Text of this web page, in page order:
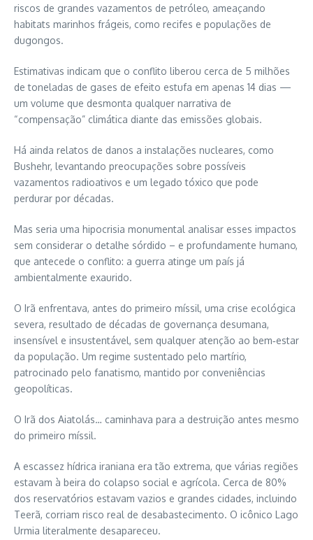
riscos de grandes vazamentos de petróleo, ameaçando
habitats marinhos frágeis, como recifes e populações de
dugongos.
Estimativas indicam que o conflito liberou cerca de 5 milhões
de toneladas de gases de efeito estufa em apenas 14 dias —
um volume que desmonta qualquer narrativa de
“compensação” climática diante das emissões globais.
Há ainda relatos de danos a instalações nucleares, como
Bushehr, levantando preocupações sobre possíveis
vazamentos radioativos e um legado tóxico que pode
perdurar por décadas.
Mas seria uma hipocrisia monumental analisar esses impactos
sem considerar o detalhe sórdido – e profundamente humano,
que antecede o conflito: a guerra atinge um país já
ambientalmente exaurido.
O Irã enfrentava, antes do primeiro míssil, uma crise ecológica
severa, resultado de décadas de governança desumana,
insensível e insustentável, sem qualquer atenção ao bem‑estar
da população. Um regime sustentado pelo martírio,
patrocinado pelo fanatismo, mantido por conveniências
geopolíticas.
O Irã dos Aiatolás… caminhava para a destruição antes mesmo
do primeiro míssil.
A escassez hídrica iraniana era tão extrema, que várias regiões
estavam à beira do colapso social e agrícola. Cerca de 80%
dos reservatórios estavam vazios e grandes cidades, incluindo
Teerã, corriam risco real de desabastecimento. O icônico Lago
Urmia literalmente desapareceu.